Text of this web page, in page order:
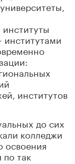
институтами
институтов
до сих
колледжи
освоения
так